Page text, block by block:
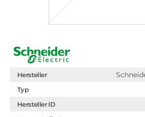
Hersteller
Typ
Hersteller ID